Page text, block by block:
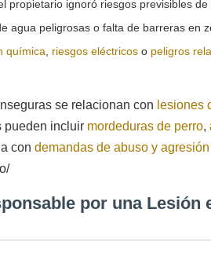
propietario ignoró riesgos previsibles de
agua peligrosas o falta de barreras en
química riesgos eléctricos o peligros
se relacionan con lesiones
pueden incluir mordeduras de perro,
con demandas de abuso y agresión
por una Lesión